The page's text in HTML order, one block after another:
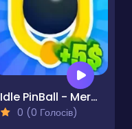
Idle PinBall - Merge Clicker
0 (0 Голосів)